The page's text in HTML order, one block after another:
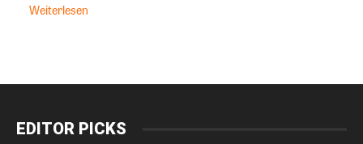
Weiterlesen
EDITOR PICKS